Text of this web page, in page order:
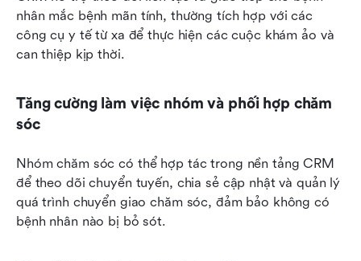
nhân mắc bệnh mãn tính, thường tích hợp với các
công cụ y tế từ xa để thực hiện các cuộc khám ảo và
can thiệp kịp thời.
Tăng cường làm việc nhóm và phối hợp chăm
sóc
Nhóm chăm sóc có thể hợp tác trong nền tảng CRM
để theo dõi chuyển tuyến, chia sẻ cập nhật và quản lý
quá trình chuyển giao chăm sóc, đảm bảo không có
bệnh nhân nào bị bỏ sót.